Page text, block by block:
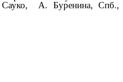
А. Буренина, Спб.,